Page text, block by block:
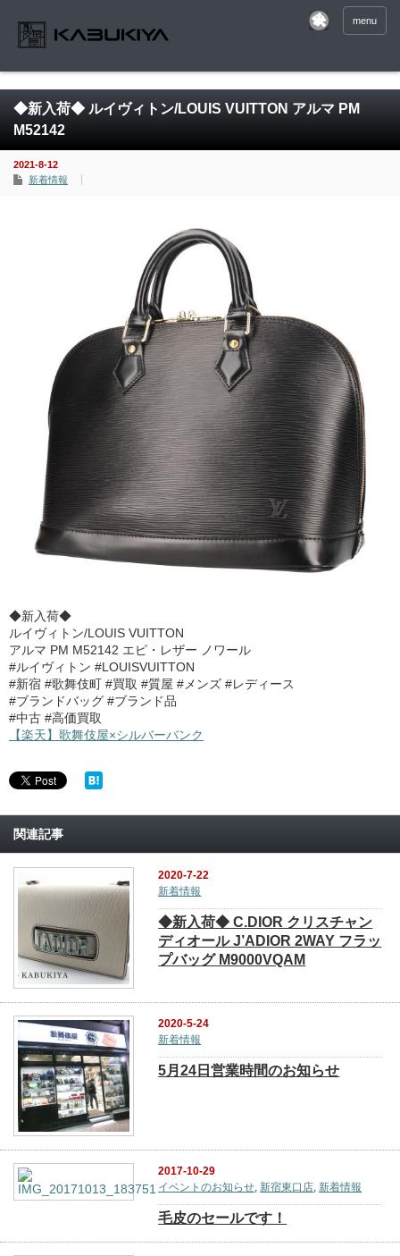
menu
◆新入荷◆ ルイヴィトン/LOUIS VUITTON アルマ PM
M52142
2021-8-12
新着情報
◆新入荷◆
ルイヴィトン/LOUIS VUITTON
アルマ PM M52142 エピ・レザー ノワール
#ルイヴィトン #LOUISVUITTON
#新宿 #歌舞伎町 #買取 #質屋 #メンズ #レディース
#ブランドバッグ #ブランド品
#中古 #高価買取
【楽天】歌舞伎屋×シルバーバンク
関連記事
2020-7-22
新着情報
◆新入荷◆ C.DIOR クリスチャン
ディオール J’ADIOR 2WAY フラッ
プバッグ M9000VQAM
2020-5-24
新着情報
5月24日営業時間のお知らせ
2017-10-29
イベントのお知らせ, 新宿東口店, 新着情報
毛皮のセールです！